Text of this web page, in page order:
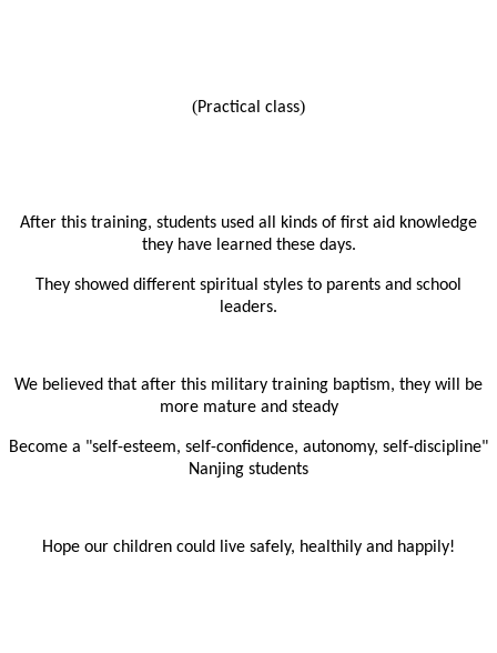
(Practical class)
After this training, students used all kinds of first aid knowledge
they have learned these days.
They showed different spiritual styles to parents and school
leaders.
We believed that after this military training baptism, they will be
more mature and steady
Become a "self-esteem, self-confidence, autonomy, self-discipline"
Nanjing students
Hope our children could live safely, healthily and happily!